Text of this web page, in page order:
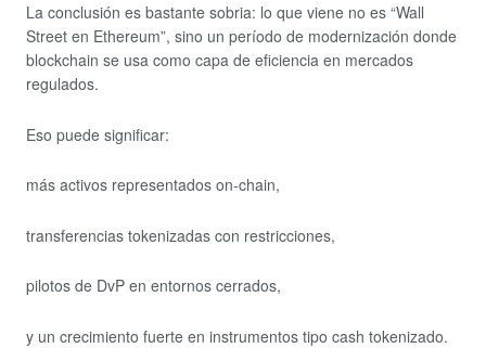
La conclusión es bastante sobria: lo que viene no es “Wall
Street en Ethereum”, sino un período de modernización donde
blockchain se usa como capa de eficiencia en mercados
regulados.
Eso puede significar:
más activos representados on-chain,
transferencias tokenizadas con restricciones,
pilotos de DvP en entornos cerrados,
y un crecimiento fuerte en instrumentos tipo cash tokenizado.